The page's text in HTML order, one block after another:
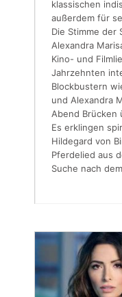
klassischen
außerdem für
Die Stimme der
Alexandra
Kino- und
Jahrzehnten
Blockbustern
und Alexandra
Abend Brücken
Es erklingen
Hildegard von
Pferdelied aus
Suche nach